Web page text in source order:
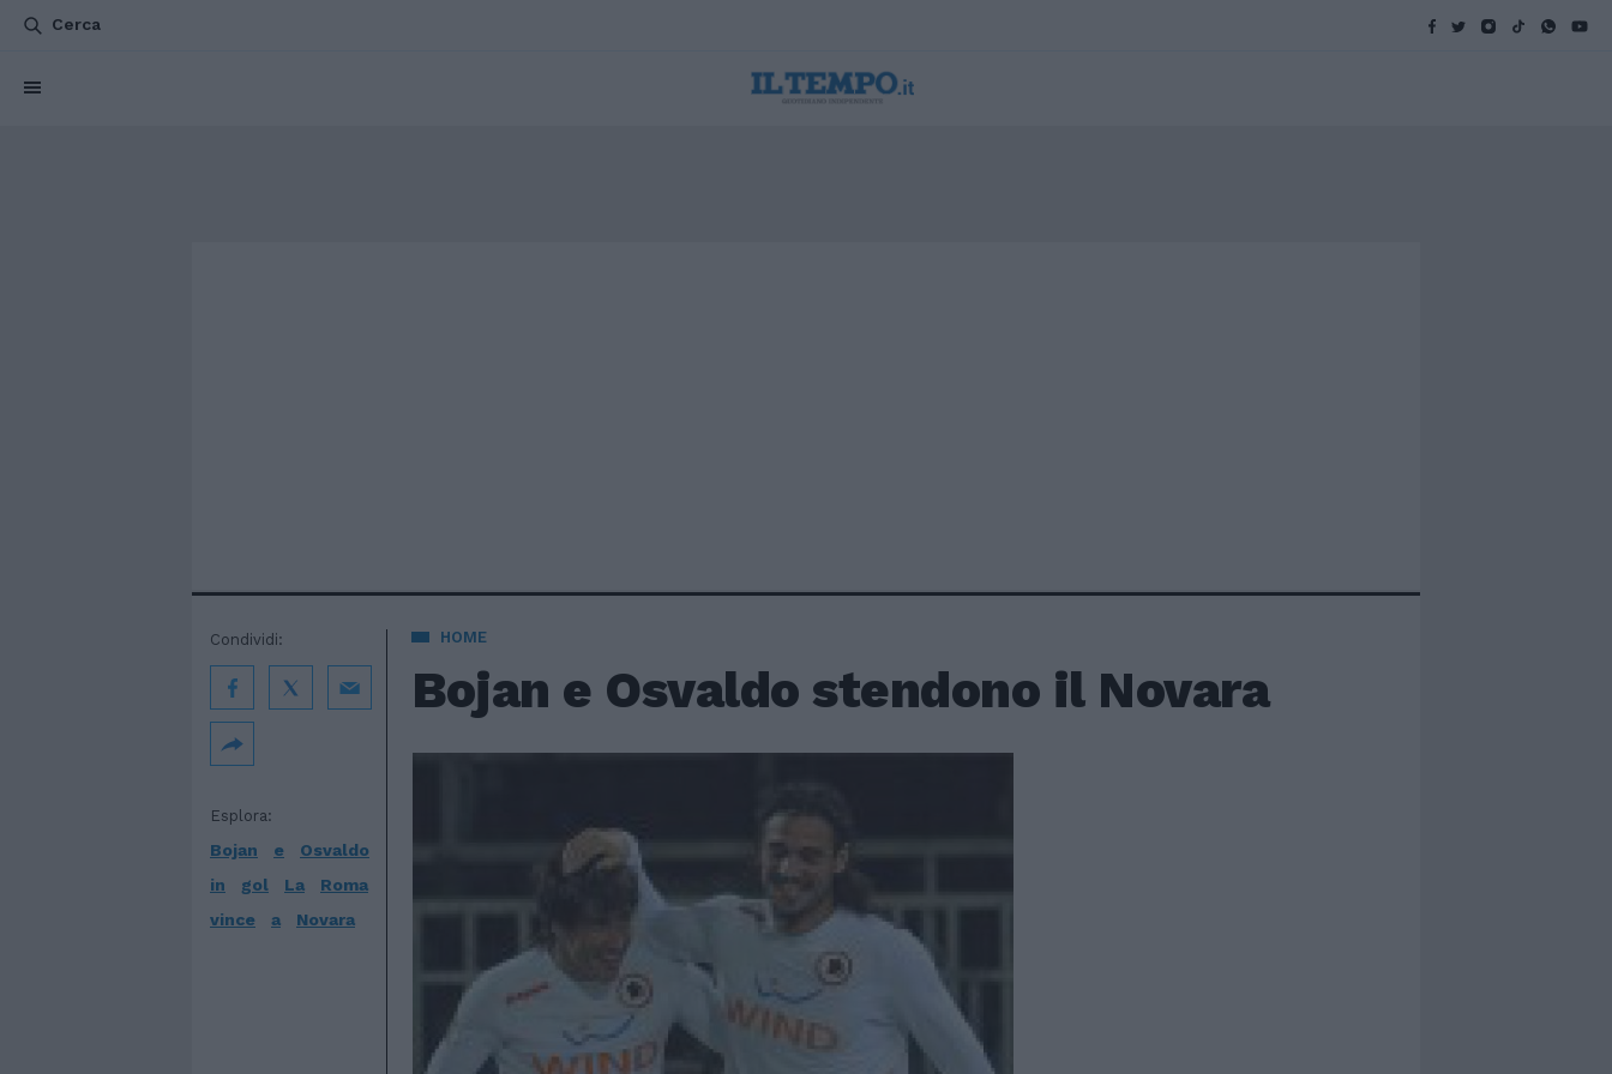
Cerca
HOME
Bojan e Osvaldo stendono il Novara
Esplora:
Bojan e
Osvaldo
in
gol La
Roma
vince
a Novara
Condividi: